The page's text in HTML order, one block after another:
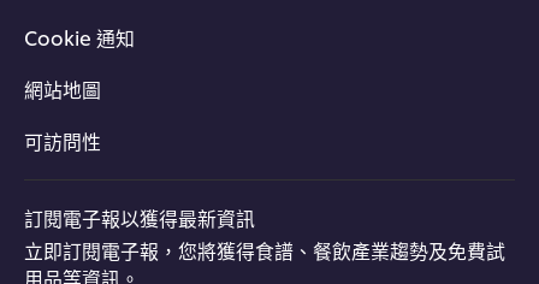
Cookie 通知
網站地圖
可訪問性
訂閱電子報以獲得最新資訊
立即訂閱電子報，您將獲得食譜、餐飲產業趨勢及免費試
用品等資訊。